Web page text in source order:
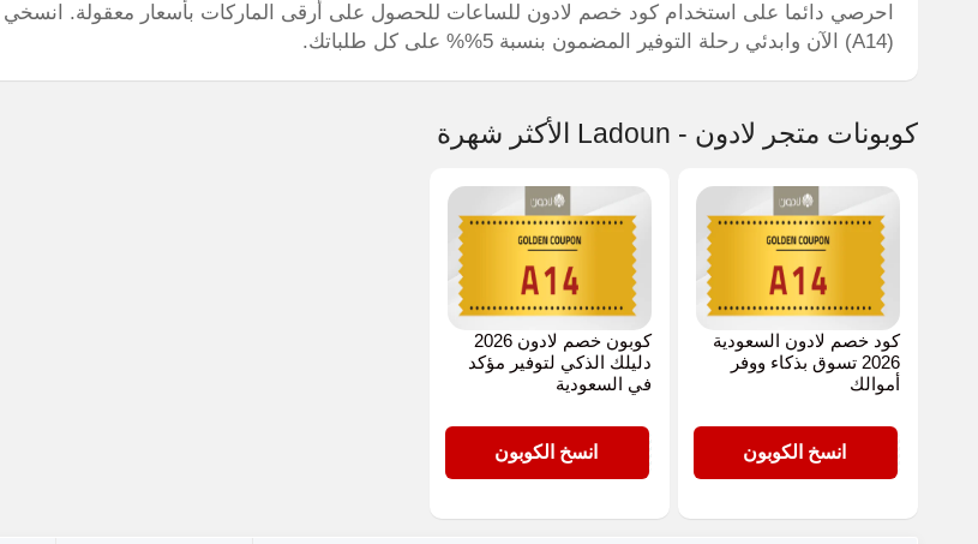
احرصي دائما على استخدام كود خصم لادون للساعات للحصول على أرقى الماركات بأسعار معقولة. انسخي
(A14) الآن وابدئي رحلة التوفير المضمون بنسبة 5%% على كل طلباتك.
كوبونات متجر لادون - Ladoun الأكثر شهرة
كود خصم لادون السعودية
2026 تسوق بذكاء ووفر
أموالك
انسخ الكوبون
كوبون خصم لادون 2026
دليلك الذكي لتوفير مؤكد
في السعودية
A14 انسخ الكوبون